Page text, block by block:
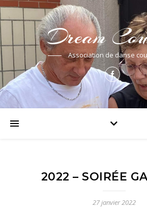
Dream
Association de danse
2022 – SOIRÉE
27 janvier 2022